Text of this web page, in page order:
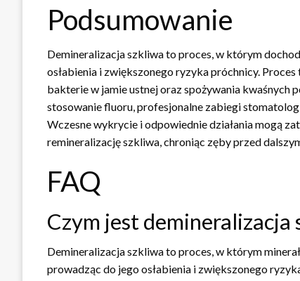
Podsumowanie
Demineralizacja szkliwa to proces, w którym
osłabienia i zwiększonego ryzyka próchnicy.
bakterie w jamie ustnej oraz spożywania kwaśnych
stosowanie fluoru, profesjonalne zabiegi
Wczesne wykrycie i odpowiednie działania mogą
remineralizację szkliwa, chroniąc zęby przed
FAQ
Czym jest demineralizacja
Demineralizacja szkliwa to proces, w którym
prowadząc do jego osłabienia i zwiększonego